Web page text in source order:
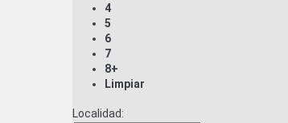
4
5
6
7
8+
Limpiar
Localidad: